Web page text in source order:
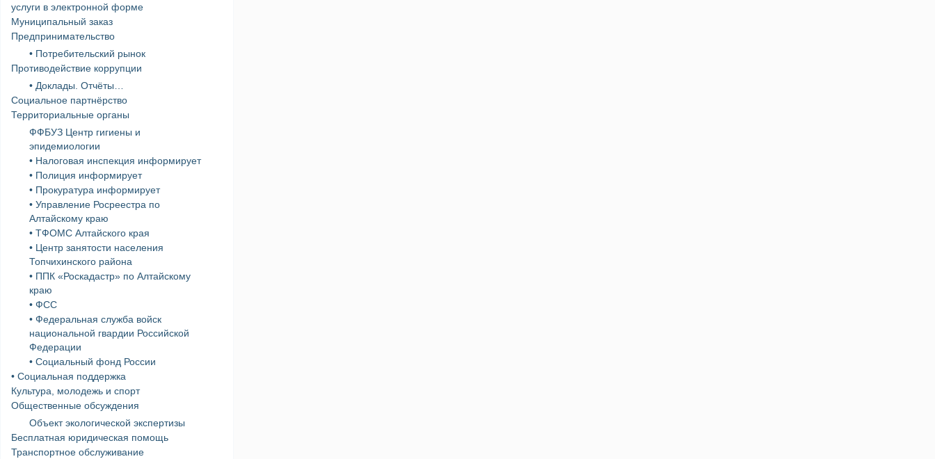
услуги в электронной форме
Муниципальный заказ
Предпринимательство
• Потребительский рынок
Противодействие коррупции
• Доклады. Отчёты…
Социальное партнёрство
Территориальные органы
ФФБУЗ Центр гигиены и
эпидемиологии
• Налоговая инспекция информирует
• Полиция информирует
• Прокуратура информирует
• Управление Росреестра по
Алтайскому краю
• ТФОМС Алтайского края
• Центр занятости населения
Топчихинского района
• ППК «Роскадастр» по Алтайскому
краю
• ФСС
• Федеральная служба войск
национальной гвардии Российской
Федерации
• Социальный фонд России
• Социальная поддержка
Культура, молодежь и спорт
Общественные обсуждения
Объект экологической экспертизы
Бесплатная юридическая помощь
Транспортное обслуживание